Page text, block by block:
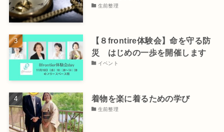
生前整理
【８frontire体験会】命を守る防
災 はじめの一歩を開催します
イベント
着物を楽に着るための学び
生前整理